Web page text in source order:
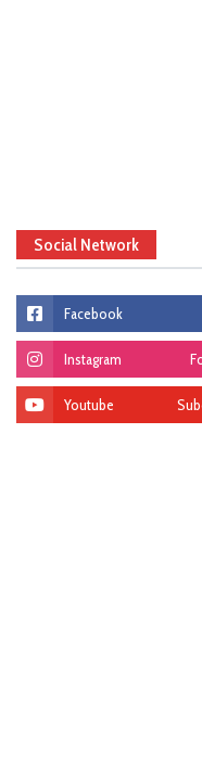
Social Network
Facebook
Instagram
Youtube